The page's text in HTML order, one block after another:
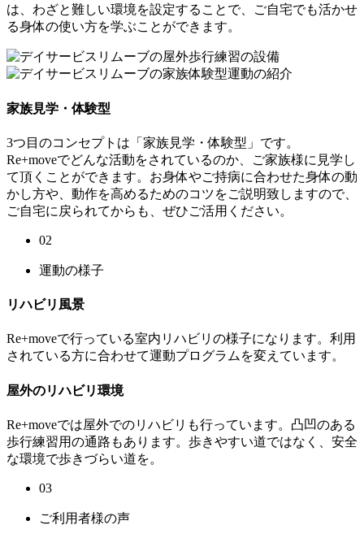
は、わざと難しい環境を設定することで、ご自宅でも活かせ
る身体の使い方を学ぶことができます。
家族見学・体験型
3つ目のコンセプトは「家族見学・体験型」です。
Re+moveでどんな活動をされているのか、ご家族様に見学し
て頂くことができます。お身体やご持病に合わせた身体の動
かし方や、動作を高めるためのコツをご説明致しますので、
ご自宅に戻られてからも、ぜひご活用ください。
02
運動の様子
リハビリ風景
Re+moveで行っている室内リハビリの様子になります。利用
されている方に合わせて運動プログラムを変えています。
屋外のリハビリ環境
Re+moveでは屋外でのリハビリも行っています。凸凹のある
歩行練習用の通路もあります。歩きやすい道ではなく、安全
な環境で歩きづらい道を。
03
ご利用者様の声